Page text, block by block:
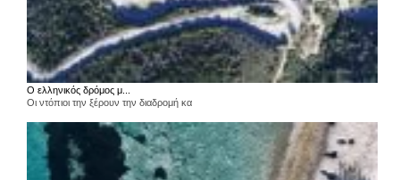
Ο ελληνικός δρόμος μ...
Οι ντόπιοι την ξέρουν την διαδρομή κα